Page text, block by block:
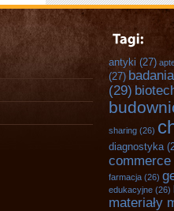
antyki (27)
(27)
(29)
sharing (26)
diagnostyka
commerce
farmacja (26)
edukacyjne (26)
materiały